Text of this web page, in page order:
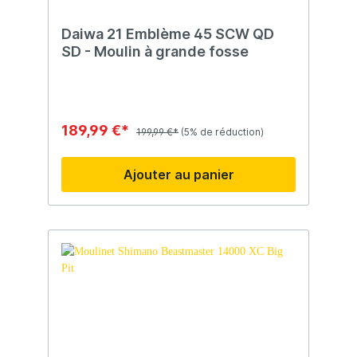
Daiwa 21 Emblème 45 SCW QD
SD - Moulin à grande fosse
189,99 €* 199,99 €* (5% de réduction)
Ajouter au panier